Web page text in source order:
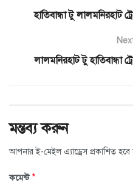
হাতিবান্ধা টু লালমনিরহাট
লালমনিরহাট টু হাতিবান্ধা
মন্তব্য করুন
আপনার ই-মেইল এ্যাড্রেস প্রকাশিত হবে
কমেন্ট*